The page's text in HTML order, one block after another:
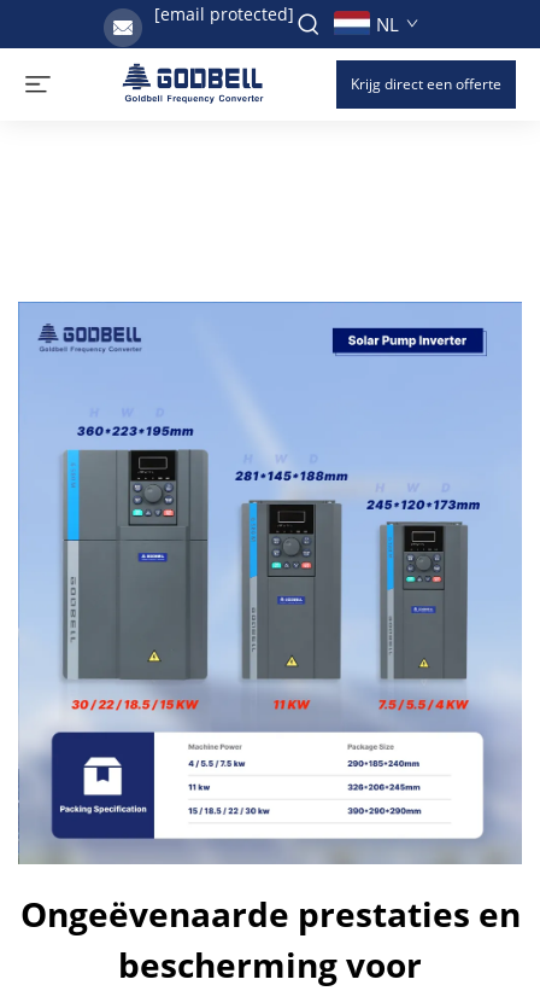
[email protected] NL
Krijg direct een offerte
Ongeëvenaarde prestaties en
bescherming voor